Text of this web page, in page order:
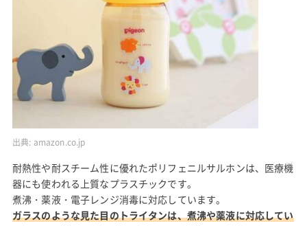
出典: amazon.co.jp
耐熱性や耐スチーム性に優れたポリフェニルサルホンは、医療機
器にも使われる上質なプラスチックです。
煮沸・薬液・電子レンジ消毒に対応しています。
ガラスのような見た目のトライタンは、煮沸や薬液に対応してい